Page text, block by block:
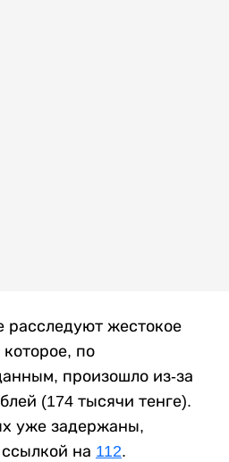
расследуют жестокое
по
произошло из-за
(174 тысячи тенге).
уже задержаны,
на 112.